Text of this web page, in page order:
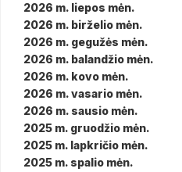
2026 m. liepos mėn.
2026 m. birželio mėn.
2026 m. gegužės mėn.
2026 m. balandžio mėn.
2026 m. kovo mėn.
2026 m. vasario mėn.
2026 m. sausio mėn.
2025 m. gruodžio mėn.
2025 m. lapkričio mėn.
2025 m. spalio mėn.